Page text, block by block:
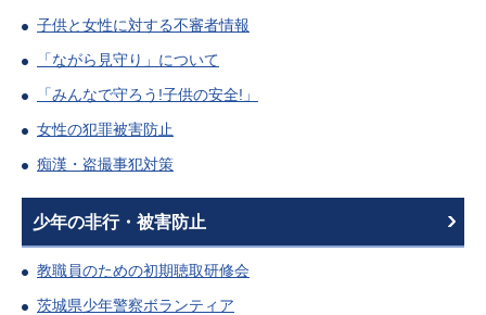
子供と女性に対する不審者情報
「ながら見守り」について
「みんなで守ろう!子供の安全!」
女性の犯罪被害防止
痴漢・盗撮事犯対策
少年の非行・被害防止
教職員のための初期聴取研修会
茨城県少年警察ボランティア